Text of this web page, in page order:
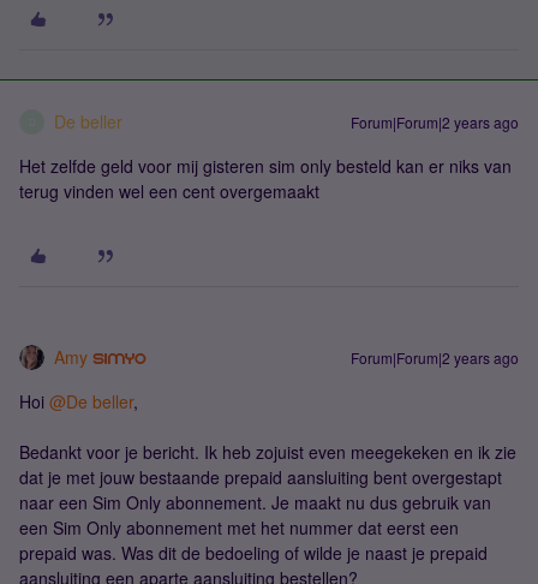
De beller Forum|Forum|2 years ago
Het zelfde geld voor mij gisteren sim only besteld kan er niks van
terug vinden wel een cent overgemaakt
Amy Forum|Forum|2 years ago
Hoi @De beller,
Bedankt voor je bericht. Ik heb zojuist even meegekeken en ik zie
dat je met jouw bestaande prepaid aansluiting bent overgestapt
naar een Sim Only abonnement. Je maakt nu dus gebruik van
een Sim Only abonnement met het nummer dat eerst een
prepaid was. Was dit de bedoeling of wilde je naast je prepaid
aansluiting een aparte aansluiting bestellen?